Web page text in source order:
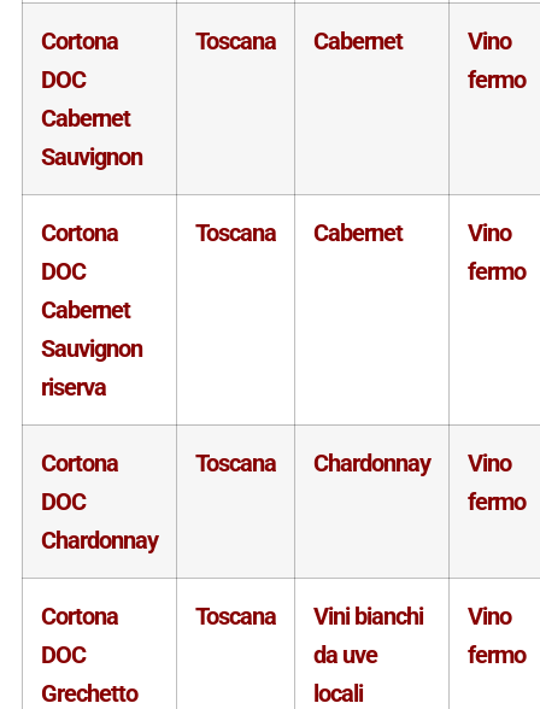
Cortona
DOC
Cabernet
Sauvignon
Toscana Cabernet
Vino
fermo
Cortona
DOC
Cabernet
Sauvignon
riserva
Toscana Cabernet
Vino
fermo
Cortona
DOC
Chardonnay
Toscana Chardonnay
Vino
fermo
Cortona
DOC
Grechetto
Toscana
Vini bianchi
da uve
locali
Vino
fermo